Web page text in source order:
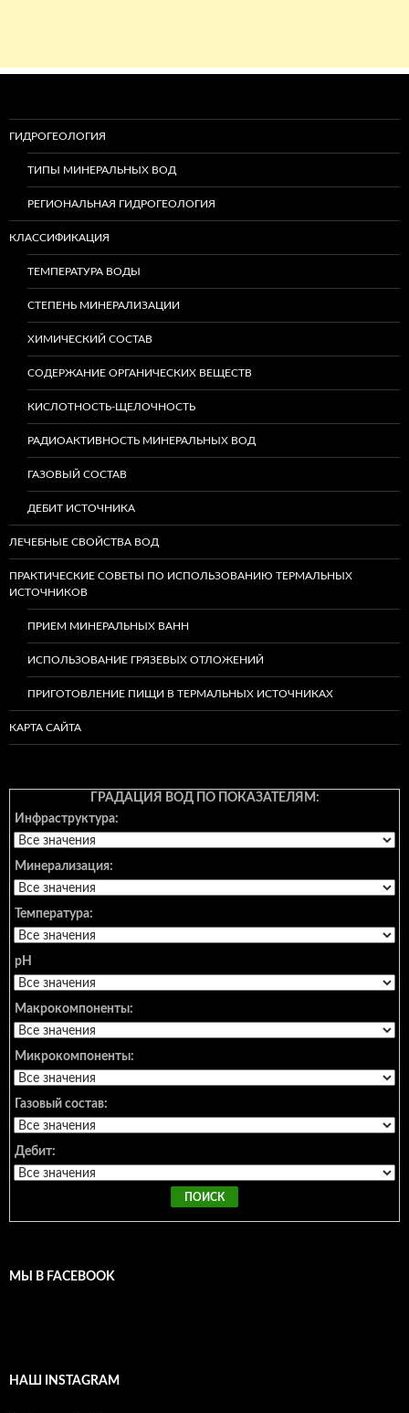
ГИДРОГЕОЛОГИЯ
ТИПЫ МИНЕРАЛЬНЫХ ВОД
РЕГИОНАЛЬНАЯ ГИДРОГЕОЛОГИЯ
КЛАССИФИКАЦИЯ
ТЕМПЕРАТУРА ВОДЫ
СТЕПЕНЬ МИНЕРАЛИЗАЦИИ
ХИМИЧЕСКИЙ СОСТАВ
СОДЕРЖАНИЕ ОРГАНИЧЕСКИХ ВЕЩЕСТВ
КИСЛОТНОСТЬ-ЩЕЛОЧНОСТЬ
РАДИОАКТИВНОСТЬ МИНЕРАЛЬНЫХ ВОД
ГАЗОВЫЙ СОСТАВ
ДЕБИТ ИСТОЧНИКА
ЛЕЧЕБНЫЕ СВОЙСТВА ВОД
ПРАКТИЧЕСКИЕ СОВЕТЫ ПО ИСПОЛЬЗОВАНИЮ ТЕРМАЛЬНЫХ
ИСТОЧНИКОВ
ПРИЕМ МИНЕРАЛЬНЫХ ВАНН
ИСПОЛЬЗОВАНИЕ ГРЯЗЕВЫХ ОТЛОЖЕНИЙ
ПРИГОТОВЛЕНИЕ ПИЩИ В ТЕРМАЛЬНЫХ ИСТОЧНИКАХ
КАРТА САЙТА
ГРАДАЦИЯ ВОД ПО ПОКАЗАТЕЛЯМ:
Инфраструктура:
Минерализация:
Температура:
pH
Макрокомпоненты:
Микрокомпоненты:
Газовый состав:
Дебит:
МЫ В FACEBOOK
НАШ INSTAGRAM